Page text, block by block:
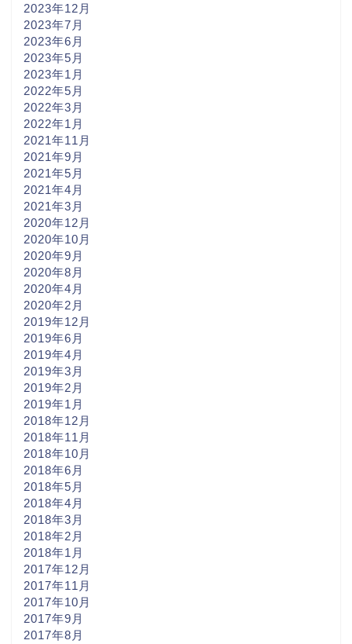
2023年12月
2023年7月
2023年6月
2023年5月
2023年1月
2022年5月
2022年3月
2022年1月
2021年11月
2021年9月
2021年5月
2021年4月
2021年3月
2020年12月
2020年10月
2020年9月
2020年8月
2020年4月
2020年2月
2019年12月
2019年6月
2019年4月
2019年3月
2019年2月
2019年1月
2018年12月
2018年11月
2018年10月
2018年6月
2018年5月
2018年4月
2018年3月
2018年2月
2018年1月
2017年12月
2017年11月
2017年10月
2017年9月
2017年8月